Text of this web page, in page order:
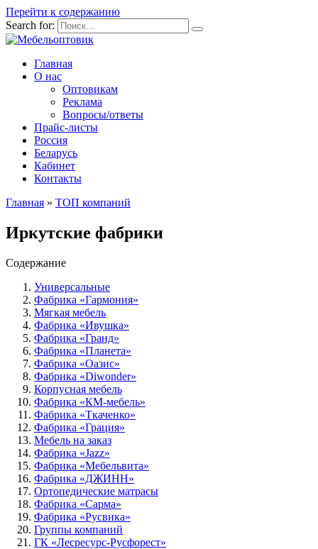
Перейти к содержанию
Search for:
Главная
О нас
Оптовикам
Реклама
Вопросы/ответы
Прайс-листы
Россия
Беларусь
Кабинет
Контакты
Главная » ТОП компаний
Иркутские фабрики
Содержание
Универсальные
Фабрика «Гармония»
Мягкая мебель
Фабрика «Ивушка»
Фабрика «Гранд»
Фабрика «Планета»
Фабрика «Оазис»
Фабрика «Diwonder»
Корпусная мебель
Фабрика «КМ-мебель»
Фабрика «Ткаченко»
Фабрика «Грация»
Мебель на заказ
Фабрика «Jazz»
Фабрика «Мебельвита»
Фабрика «ДЖИНН»
Ортопедические матрасы
Фабрика «Сарма»
Фабрика «Русвика»
Группы компаний
ГК «Лесресурс-Русфорест»